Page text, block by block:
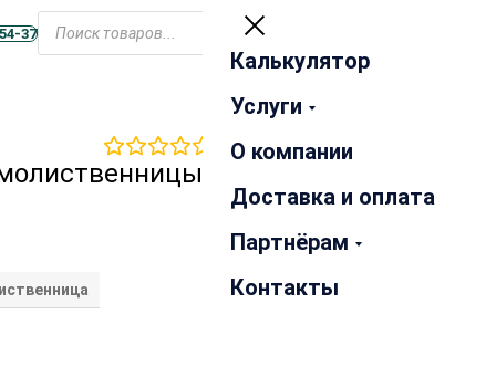
37
Закрыть
Калькулятор
Услуги
О компании
Доставка и оплата
Партнёрам
Контакты
отзывов